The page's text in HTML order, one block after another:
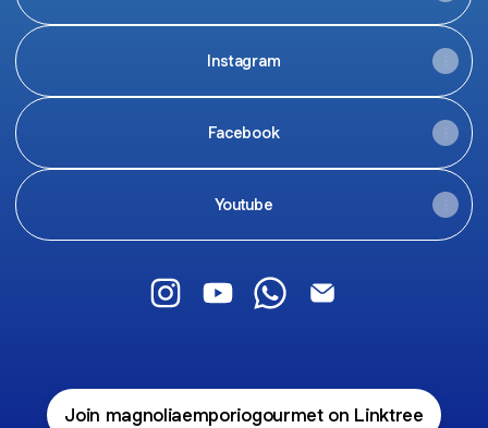
Instagram
Facebook
Youtube
Join magnoliaemporiogourmet on Linktree